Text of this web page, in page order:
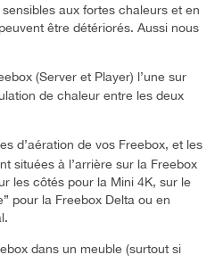
aux fortes chaleurs et en
être détériorés. Aussi nous
(Server et Player) l’une sur
de chaleur entre les deux
d’aération de vos Freebox, et les
situées à l’arrière sur la Freebox
les côtés pour la Mini 4K, sur le
pour la Freebox Delta ou en
dans un meuble (surtout si